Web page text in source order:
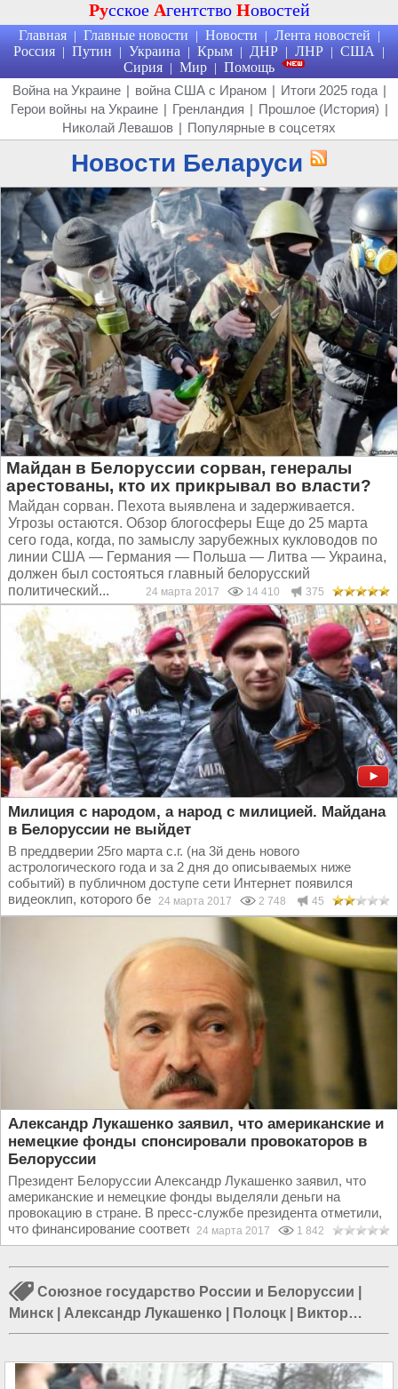
Русское Агентство Новостей
Главная | Главные новости | Новости | Лента новостей |
Россия | Путин | Украина | Крым | ДНР | ЛНР | США |
Сирия | Мир | Помощь
Война на Украине | война США с Ираном | Итоги 2025 года |
Герои войны на Украине | Гренландия | Прошлое (История) |
Николай Левашов | Популярные в соцсетях
Новости Беларуси
Майдан в Белоруссии сорван, генералы
арестованы, кто их прикрывал во власти?
Майдан сорван. Пехота выявлена и задерживается.
Угрозы остаются. Обзор блогосферы Еще до 25 марта
сего года, когда, по замыслу зарубежных кукловодов по
линии США — Германия — Польша — Литва — Украина,
должен был состояться главный белорусский
политический...
24 марта 2017 14 410 375
Милиция с народом, а народ с милицией. Майдана
в Белоруссии не выйдет
В преддверии 25го марта с.г. (на 3й день нового
астрологического года и за 2 дня до описываемых ниже
событий) в публичном доступе сети Интернет появился
видеоклип, которого белорусские силовики ждали не много...
24 марта 2017 2 748 45
Александр Лукашенко заявил, что американские и
немецкие фонды спонсировали провокаторов в
Белоруссии
Президент Белоруссии Александр Лукашенко заявил, что
американские и немецкие фонды выделяли деньги на
провокацию в стране. В пресс-службе президента отметили,
что финансирование соответствующей противоправной...
24 марта 2017 1 842
Союзное государство России и Белоруссии
Минск
Александр Лукашенко Полоцк
Виктор
Бабарик|Встреча Путина и Лукашенко|Экономика
Беларуси|События в Беларуси|Происшествия в